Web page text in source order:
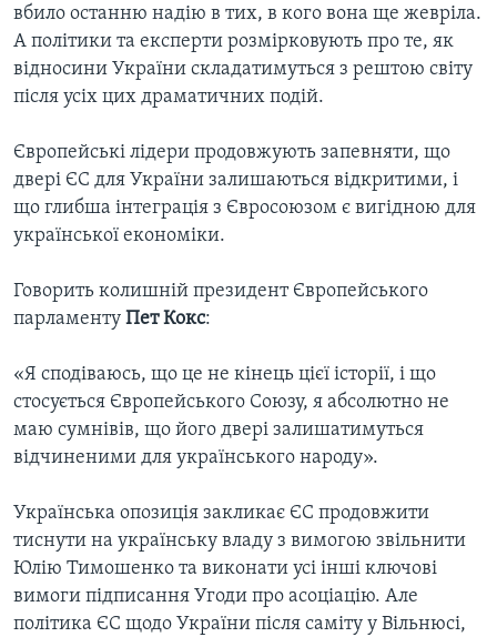
СУСПІЛЬСТВО
ЕКОНОМІКА
ІСТОРІЇ УСПІХУ УКРАЇНЦІВ
ВІДЕО
ТЕЛЕПРОГРАМИ
ЧАС-TIME
СТУДІЯ ВАШИНГТОН
ВІКНО В АМЕРИКУ
ПОГЛЯД З ВАШИНГТОНА
ENGLISH
Learning English
МИ В СОЦМЕРЕЖАХ
Мови
вбило останню надію в тих, в кого вона ще жевріла.
А політики та експерти розмірковують про те, як
відносини України складатимуться з рештою світу
після усіх цих драматичних подій.
Європейські лідери продовжують запевняти, що
двері ЄС для України залишаються відкритими, і
що глибша інтеграція з Євросоюзом є вигідною для
української економіки.
Говорить колишній президент Європейського
парламенту Пет Кокс:
«Я сподіваюсь, що це не кінець цієї історії, і що
стосується Європейського Союзу, я абсолютно не
маю сумнівів, що його двері залишатимуться
відчиненими для українського народу».
Українська опозиція закликає ЄС продовжити
тиснути на українську владу з вимогою звільнити
Юлію Тимошенко та виконати усі інші ключові
вимоги підписання Угоди про асоціацію. Але
політика ЄС щодо України після саміту у Вільнюсі,